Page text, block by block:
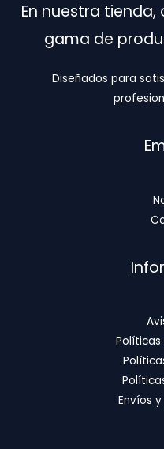
En nuestra
gama de
Diseñados para
Políticas
Envíos